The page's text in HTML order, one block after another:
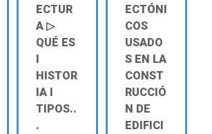
ECTUR
A ▷
QUÉ ES
Ι
HISTOR
IA Ι
TIPOS..
.
ECTÓNI
COS
USADO
S EN LA
CONST
RUCCIÓ
N DE
EDIFICI